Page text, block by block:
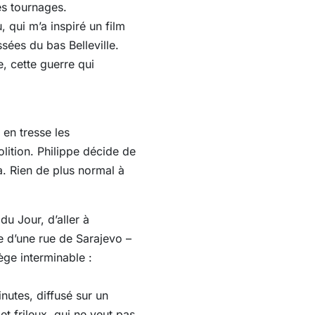
tournages.
qui m’a inspiré un film
du bas Belleville.
cette guerre qui
tresse les
Philippe décide de
Rien de plus normal à
Jour, d’aller à
rue de Sarajevo –
interminable :
diffusé sur un